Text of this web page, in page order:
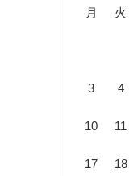
月 火
3 4
10 11
17 18